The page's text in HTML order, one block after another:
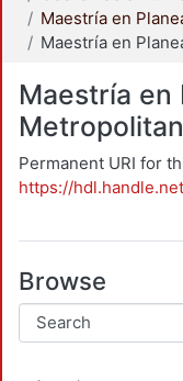
Maestría en
Permanent URI for
https://
Browse